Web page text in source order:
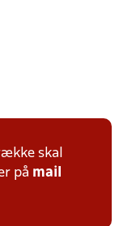
skal
på mail